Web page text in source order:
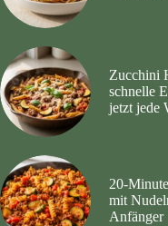
Zucchini
schnelle
jetzt jede
mit
Anfänger